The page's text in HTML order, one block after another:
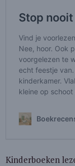
Kinderboeken